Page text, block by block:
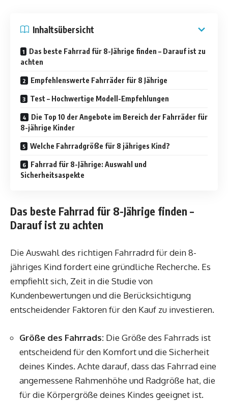
Inhaltsübersicht
Das beste Fahrrad für 8-Jährige finden – Darauf ist zu
achten
Empfehlenswerte Fahrräder für 8 Jährige
Test – Hochwertige Modell-Empfehlungen
Die Top 10 der Angebote im Bereich der Fahrräder für
8-jährige Kinder
Welche Fahrradgröße für 8 jähriges Kind?
Fahrrad für 8-Jährige: Auswahl und
Sicherheitsaspekte
Das beste Fahrrad für 8-Jährige finden –
Darauf ist zu achten
Die Auswahl des richtigen Fahrradrd für dein 8-
jähriges Kind fordert eine gründliche Recherche. Es
empfiehlt sich, Zeit in die Studie von
Kundenbewertungen und die Berücksichtigung
entscheidender Faktoren für den Kauf zu investieren.
Größe des Fahrrads: Die Größe des Fahrrads ist
entscheidend für den Komfort und die Sicherheit
deines Kindes. Achte darauf, dass das Fahrrad eine
angemessene Rahmenhöhe und Radgröße hat, die
für die Körpergröße deines Kindes geeignet ist.